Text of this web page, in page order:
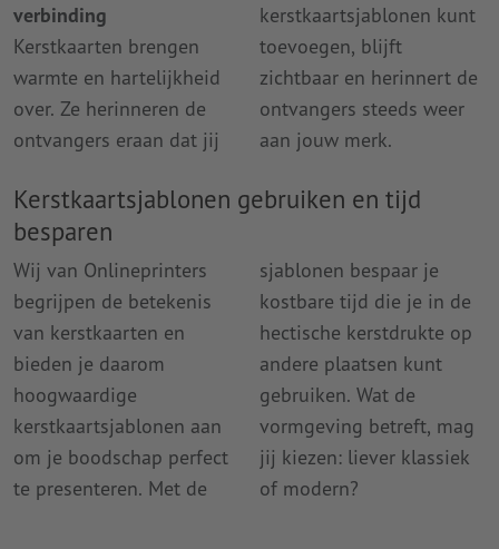
verbinding
Kerstkaarten brengen
warmte en hartelijkheid
over. Ze herinneren de
ontvangers eraan dat jij
kerstkaartsjablonen kunt
toevoegen, blijft
zichtbaar en herinnert de
ontvangers steeds weer
aan jouw merk.
Kerstkaartsjablonen gebruiken en tijd
besparen
Wij van Onlineprinters
begrijpen de betekenis
van kerstkaarten en
bieden je daarom
hoogwaardige
kerstkaartsjablonen aan
om je boodschap perfect
te presenteren. Met de
sjablonen bespaar je
kostbare tijd die je in de
hectische kerstdrukte op
andere plaatsen kunt
gebruiken. Wat de
vormgeving betreft, mag
jij kiezen: liever klassiek
of modern?